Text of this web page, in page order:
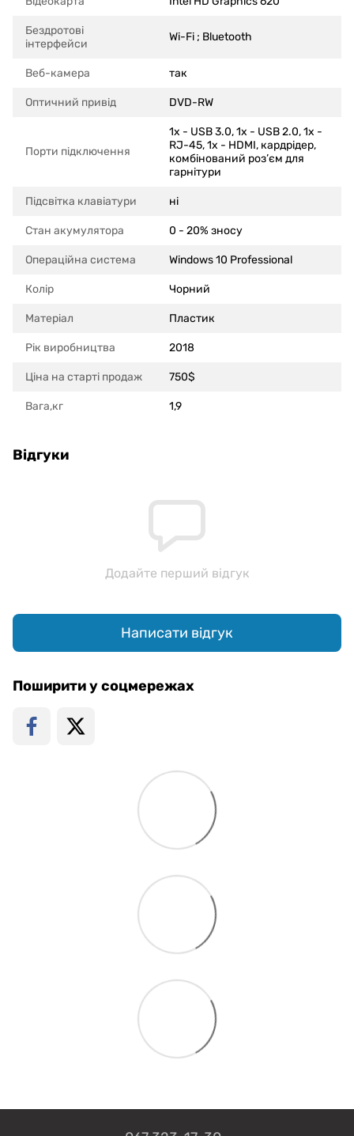
Бездротові
інтерфейси
Wi-Fi ; Bluetooth
Веб-камера так
Оптичний привід DVD-RW
Порти підключення
1x - USB 3.0, 1x - USB 2.0, 1x -
RJ-45, 1x - HDMI, кардрідер,
комбінований роз’єм для
гарнітури
Підсвітка клавіатури ні
Стан акумулятора 0 - 20% зносу
Операційна система Windows 10 Professional
Колір Чорний
Матеріал Пластик
Рік виробництва 2018
Ціна на старті продаж 750$
Вага,кг 1,9
Відгуки
Додайте перший відгук
Написати відгук
Поширити у соцмережах